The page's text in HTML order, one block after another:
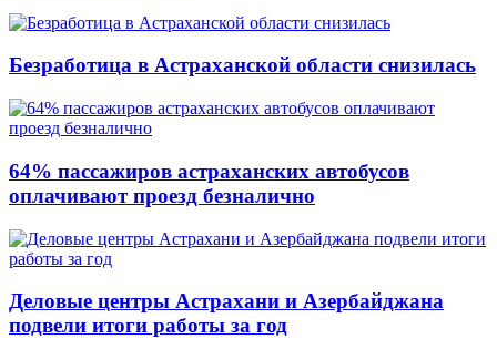
Безработица в Астраханской области снизилась
64% пассажиров астраханских автобусов
оплачивают проезд безналично
Деловые центры Астрахани и Азербайджана
подвели итоги работы за год